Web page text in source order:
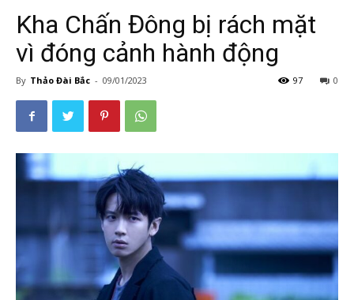
Kha Chấn Đông bị rách mặt
vì đóng cảnh hành động
By Thảo Đài Bắc - 09/01/2023 0
97